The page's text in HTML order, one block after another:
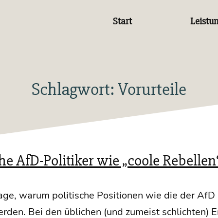
Start
Schlagwort: Vorurteile
AfD-Politiker wie „coole
war­um poli­ti­sche Posi­tio­nen wie die der AfD
Bei den übli­chen (und zumeist schlich­ten)